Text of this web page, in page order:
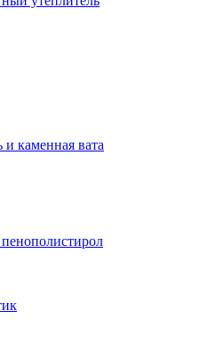
каменная вата